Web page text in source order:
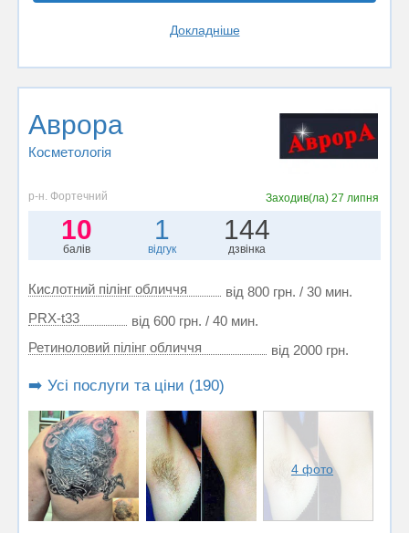
Докладніше
Аврора
Косметологія
р-н. Фортечний Заходив(ла) 27 липня
10
балів
1
відгук
144
дзвінка
Кислотний пілінг обличчя
від 800 грн. / 30 мин.
PRX-t33
від 600 грн. / 40 мин.
Ретиноловий пілінг обличчя
від 2000 грн.
➡️ Усі послуги та ціни (190)
4 фото